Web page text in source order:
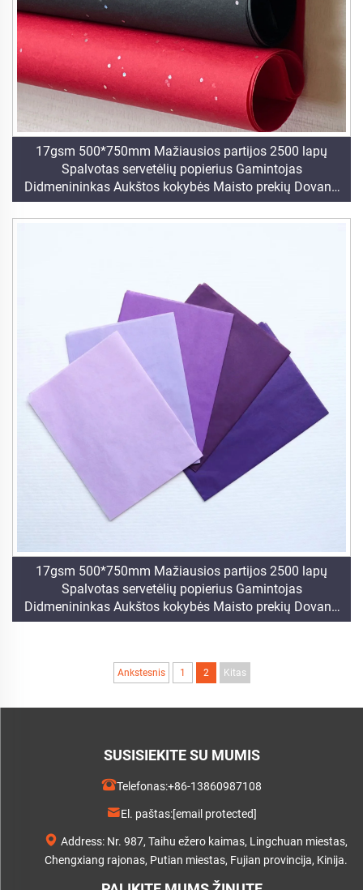
17gsm 500*750mm Mažiausios partijos 2500 lapų
Spalvotas servetėlių popierius Gamintojas
Didmenininkas Aukštos kokybės Maisto prekių Dovanų
Pakavimo Popierius
17gsm 500*750mm Mažiausios partijos 2500 lapų
Spalvotas servetėlių popierius Gamintojas
Didmenininkas Aukštos kokybės Maisto prekių Dovanų
Pakavimo Popierius
Ankstesnis 1 2 Kitas
SUSISIEKITE SU MUMIS
Telefonas:+86-13860987108
El. paštas:[email protected]
Address: Nr. 987, Taihu ežero kaimas, Lingchuan miestas,
Chengxiang rajonas, Putian miestas, Fujian provincija, Kinija.